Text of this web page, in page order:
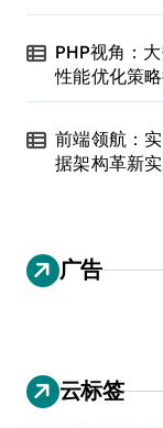
PHP视角：
性能优化策
前端领航：
据架构革新
广告
云标签